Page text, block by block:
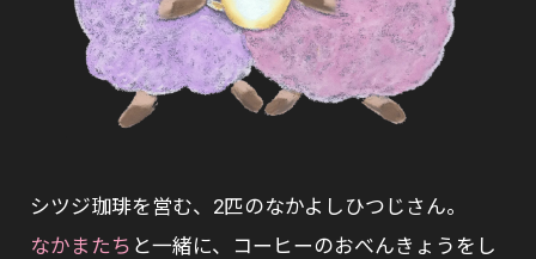
シツジ珈琲を営む、2匹のなかよしひつじさん。
なかまたち と一緒に、コーヒーのおべんきょうをし